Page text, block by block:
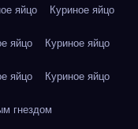
яйцо Куриное яйцо
яйцо Куриное яйцо
яйцо Куриное яйцо
гнездом